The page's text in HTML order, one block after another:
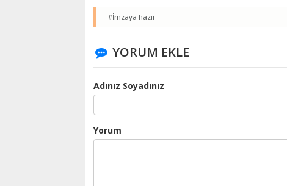
#İmzaya hazır
YORUM EKLE
Adınız Soyadınız
Yorum